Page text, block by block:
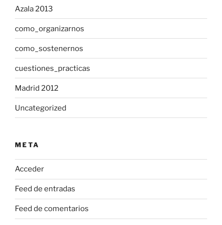
Azala 2013
como_organizarnos
como_sostenernos
cuestiones_practicas
Madrid 2012
Uncategorized
META
Acceder
Feed de entradas
Feed de comentarios